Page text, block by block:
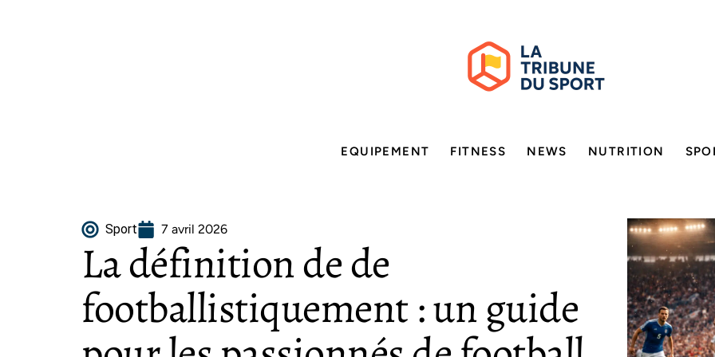
EQUIPEMENT FITNESS NEWS NUTRITION
Sport 7 avril 2026
La définition de de
footballistiquement : un guide